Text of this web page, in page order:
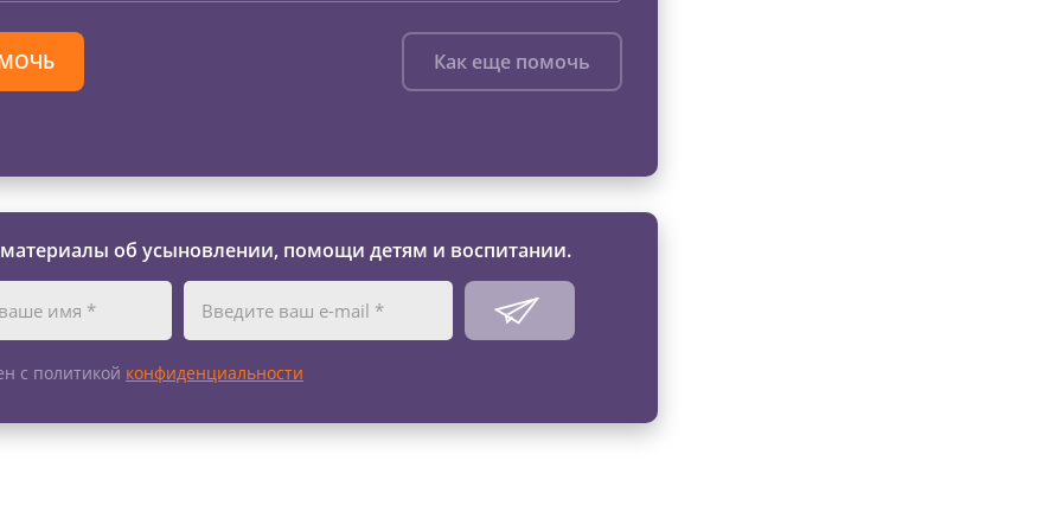
Как еще помочь
об усыновлении, помощи детям и воспитании.
с политикой конфиденциальности